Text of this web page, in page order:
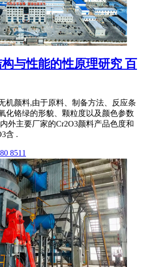
与性能的性原理研究 百
机颜料,由于原料、制备方法、反应条
化铬绿的形貌、颗粒度以及颜色参数
外主要厂家的Cr2O3颜料产品色度和
含 .
8511